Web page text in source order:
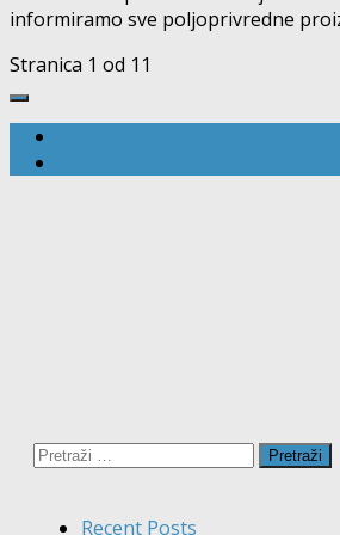
informiramo sve poljoprivredne
Stranica 1 od 1 1
Pretraži:
Recent Posts